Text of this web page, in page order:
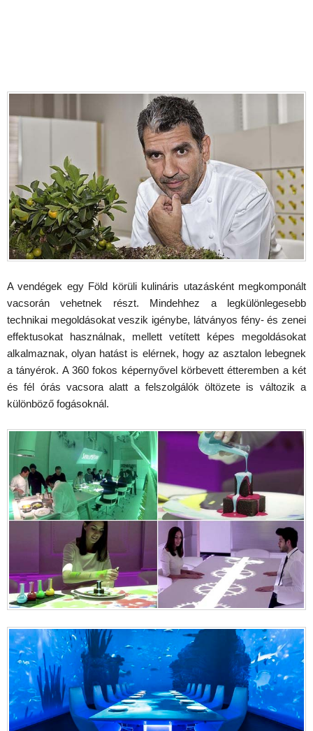
A vendégek egy Föld körüli kulináris utazásként megkomponált
vacsorán vehetnek részt. Mindehhez a legkülönlegesebb
technikai megoldásokat veszik igénybe, látványos fény- és zenei
effektusokat használnak, mellett vetített képes megoldásokat
alkalmaznak, olyan hatást is elérnek, hogy az asztalon lebegnek
a tányérok. A 360 fokos képernyővel körbevett étteremben a két
és fél órás vacsora alatt a felszolgálók öltözete is változik a
különböző fogásoknál.